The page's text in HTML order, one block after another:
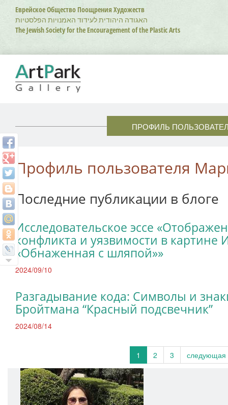
Перейти
основному
содержанию
Еврейское Общество Поощрения Художеств
האגודה היהודית לעידוד האמנויות הפלסטיות
The Jewish Society for the Encouragement of the Plastic Arts
ПРОФИЛЬ
Профиль пользователя
Последние публикации в блоге
Исследовательское эссе
конфликта и уязвимости в картине
«Обнаженная с шляпой»»
2024/09/10
Разгадывание кода: Символы и
Бройтмана “Красный подсвечник”
2024/08/14
1 2 3 следующая